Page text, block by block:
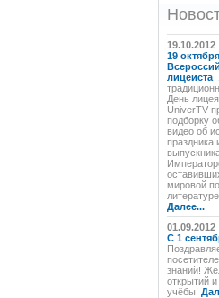
19.10.2012
19
лицеиста
День
UniverTV
подборку
видео об
праздника
мировой
Далее...
01.09.2012
C 1
знаний!
открытий
учёбы!